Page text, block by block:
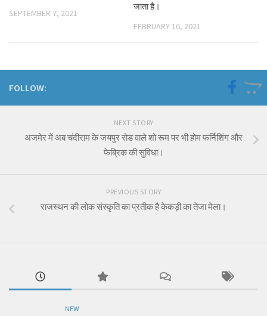
SEPTEMBER 7, 2021
जाता है।
FEBRUARY 16, 2021
FOLLOW:
NEXT STORY
अजमेर में अब चंदीराम के जयपुर रोड वाले शो रूम पर भी होम फर्निशिंग और
फेब्रिक की सुविधा।
PREVIOUS STORY
राजस्थन की लोक संस्कृति का प्रतीक है केकड़ी का तेजा मेला।
NEW